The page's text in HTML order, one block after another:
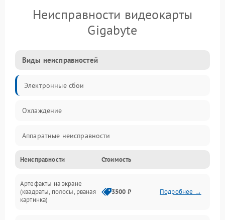
Неисправности видеокарты
Gigabyte
Виды неисправностей
Электронные сбои
Охлаждение
Аппаратные неисправности
Перегрев и термопроблемы
Видео
Неисправности Стоимость
Артефакты на экране
(квадраты, полосы, рваная
картинка)
3500 ₽ Подробнее →